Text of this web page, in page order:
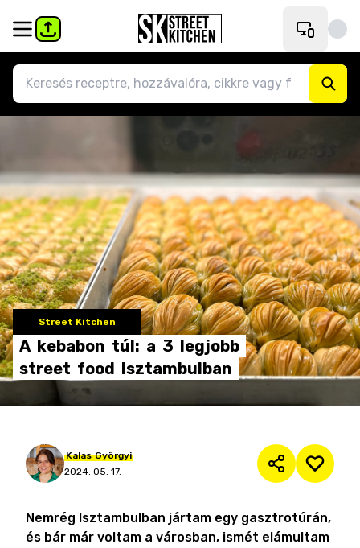
Street Kitchen
A kebabon túl: a 3 legjobb
street food Isztambulban
Kalas Györgyi
2024. 05. 17.
Nemrég Isztambulban jártam egy gasztrotúrán,
és bár már voltam a városban, ismét elámultam